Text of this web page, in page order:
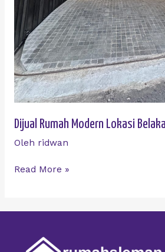
Dijual Rumah Modern Lokasi
Oleh ridwan
Read More »